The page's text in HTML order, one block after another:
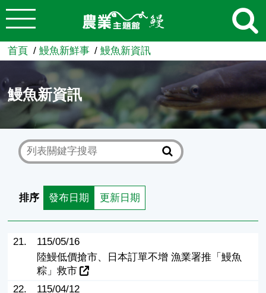
跳到主要內容
農業知識入口網
首頁 鰻魚新鮮事 鰻魚新資訊
鰻魚新資訊
排序 發布日期 更新日期
21.
115/05/16
陸鰻低價搶市、日本訂單不增 漁業署推「鰻魚
粽」救市
22.
115/04/12